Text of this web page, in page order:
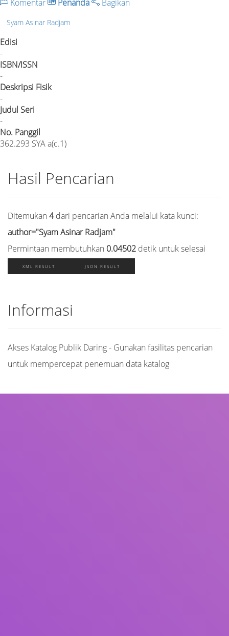
Komentar Penanda Bagikan
Syam Asinar Radjam
Edisi
-
ISBN/ISSN
-
Deskripsi Fisik
-
Judul Seri
-
No. Panggil
362.293 SYA a(c.1)
Hasil Pencarian
Ditemukan 4dari pencarian Anda melalui kata kunci:
author="Syam Asinar Radjam"
Permintaan membutuhkan 0.04502 detik untuk selesai
XML RESULT JSON RESULT
Informasi
Akses Katalog Publik Daring - Gunakan fasilitas pencarian
untuk mempercepat penemuan data katalog